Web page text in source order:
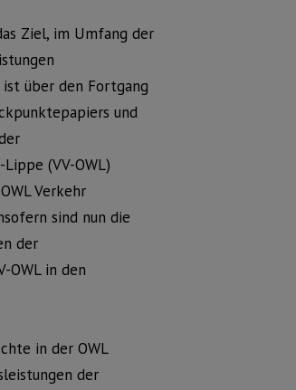
Ziel, im Umfang der
über den Fortgang
und
(VV-OWL)
Verkehr
sind nun die
der
OWL in den
in der OWL
der